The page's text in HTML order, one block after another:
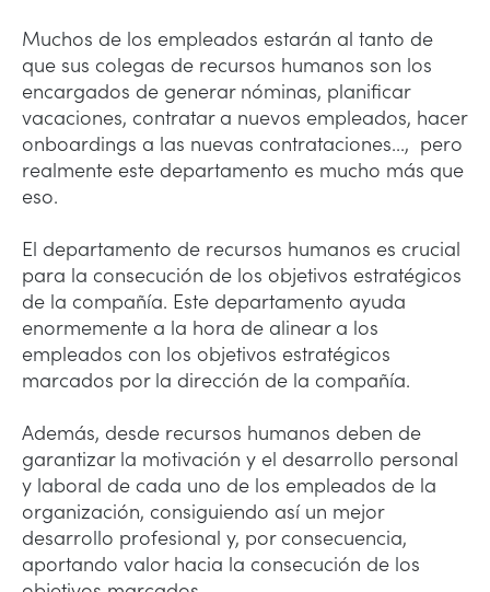
Muchos de los empleados estarán al tanto de
que sus colegas de recursos humanos son los
encargados de generar nóminas, planificar
vacaciones, contratar a nuevos empleados, hacer
onboardings a las nuevas contrataciones..., pero
realmente este departamento es mucho más que
eso.
El departamento de recursos humanos es crucial
para la consecución de los objetivos estratégicos
de la compañía. Este departamento ayuda
enormemente a la hora de alinear a los
empleados con los objetivos estratégicos
marcados por la dirección de la compañía.
Además, desde recursos humanos deben de
garantizar la motivación y el desarrollo personal
y laboral de cada uno de los empleados de la
organización, consiguiendo así un mejor
desarrollo profesional y, por consecuencia,
aportando valor hacia la consecución de los